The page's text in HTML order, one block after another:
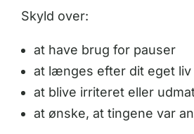
Skyld over:
at have brug for pauser
at længes efter dit eget liv
at blive irriteret eller
at ønske, at tingene var